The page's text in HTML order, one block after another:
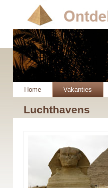
Home Vakanties
Luchthavens